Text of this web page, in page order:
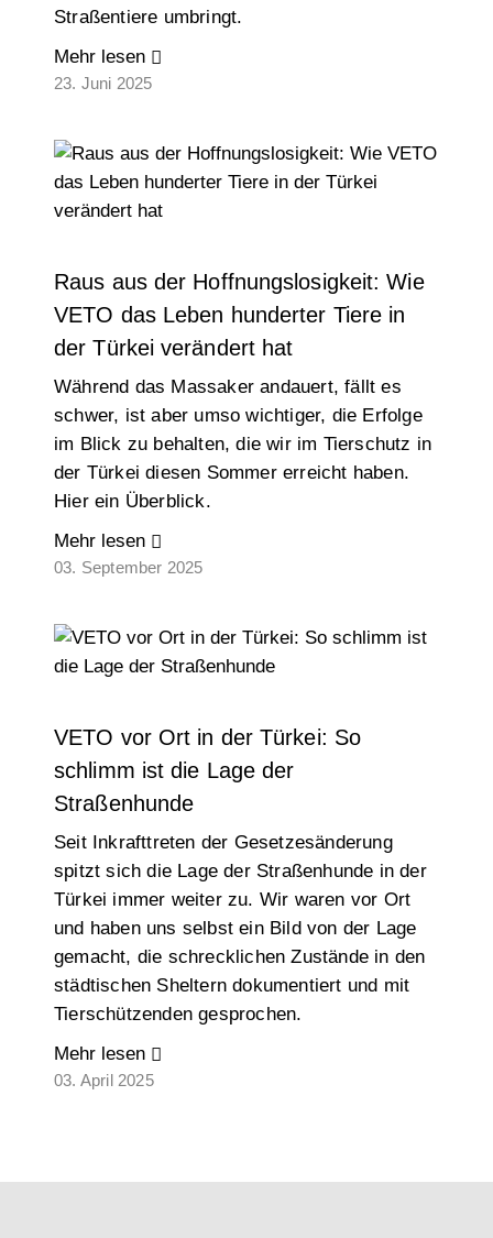
Straßentiere umbringt.
Mehr lesen
23. Juni 2025
Raus aus der Hoffnungslosigkeit: Wie
VETO das Leben hunderter Tiere in
der Türkei verändert hat
Während das Massaker andauert, fällt es
schwer, ist aber umso wichtiger, die Erfolge
im Blick zu behalten, die wir im Tierschutz in
der Türkei diesen Sommer erreicht haben.
Hier ein Überblick.
Mehr lesen
03. September 2025
VETO vor Ort in der Türkei: So
schlimm ist die Lage der
Straßenhunde
Seit Inkrafttreten der Gesetzesänderung
spitzt sich die Lage der Straßenhunde in der
Türkei immer weiter zu. Wir waren vor Ort
und haben uns selbst ein Bild von der Lage
gemacht, die schrecklichen Zustände in den
städtischen Sheltern dokumentiert und mit
Tierschützenden gesprochen.
Mehr lesen
03. April 2025